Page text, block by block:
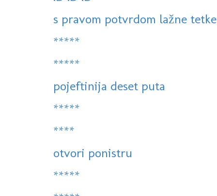
s pravom potvrdom lažne
*****
*****
pojeftinija deset puta
*****
****
otvori ponistru
*****